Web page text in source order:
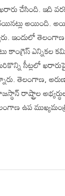
ఇది వరకే
అయింది.
ఇందులో
కాంగ్రెస్
మరికొన్ని సీట్లలో
తెలంగాణ,
రాష్ట్రాల
ఉప